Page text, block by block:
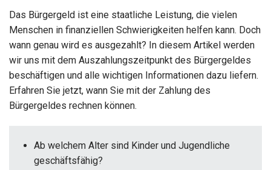
Das Bürgergeld ist eine staatliche Leistung, die vielen
Menschen in finanziellen Schwierigkeiten helfen kann. Doch
wann genau wird es ausgezahlt? In diesem Artikel werden
wir uns mit dem Auszahlungszeitpunkt des Bürgergeldes
beschäftigen und alle wichtigen Informationen dazu liefern.
Erfahren Sie jetzt, wann Sie mit der Zahlung des
Bürgergeldes rechnen können.
Ab welchem Alter sind Kinder und Jugendliche
geschäftsfähig?